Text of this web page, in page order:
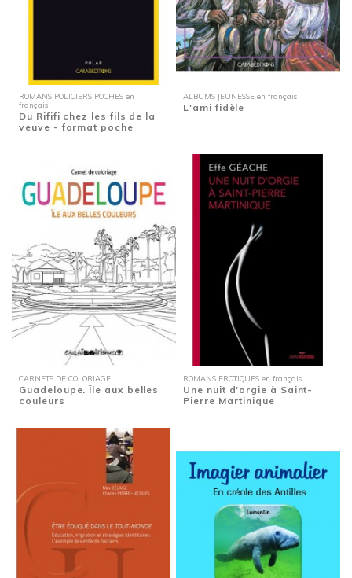
ROMANS POLICIERS POCHES en
français
Du Rififi chez les fils de la
veuve - format poche
ALBUMS JEUNESSE en français
L'ami fidèle
CARNETS DE COLORIAGE
Guadeloupe. Île aux belles
couleurs
ROMANS EROTIQUES en français
Une nuit d'orgie à Saint-
Pierre Martinique